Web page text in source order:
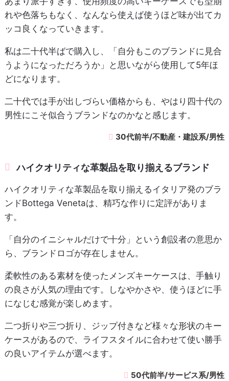
れや色落ちもなく、なんなら使えば使うほど味が出てカ
ッコ良くなっていきます。
私は二十代半ばで購入し、「自分もこのブランドに見合
うようになっただろうか」と思いながら使用して5年ほ
どになります。
二十代では手が出しづらい価格からも、やはり四十代の
男性にこそ似合うブランドなのかなと感じます。
30代前半/不動産・建設系/男性
ハイクオリティな革製品を取り揃えるブランド
ハイクオリティな革製品を取り揃えるイタリア発のブラ
ンドBottega Venetaは、精巧な作りに定評がありま
す。
「自分のイニシャルだけで十分」という創設者の意思か
ら、ブランドロゴが存在しません。
柔軟性のある素材を使ったメンズキーケースは、手触り
の良さが人気の理由です。しなやかさや、使うほどに手
になじむ感覚が楽しめます。
二つ折りや三つ折り、ジップ付きなど様々な形状のキー
ケースがあるので、ライフスタイルに合わせて使い勝手
の良いアイテムが選べます。
50代前半/サービス系/男性